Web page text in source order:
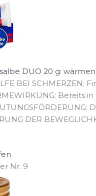
DUO 20 g:
BEI SCHMERZEN:
Bereits
DER
Nr. 9